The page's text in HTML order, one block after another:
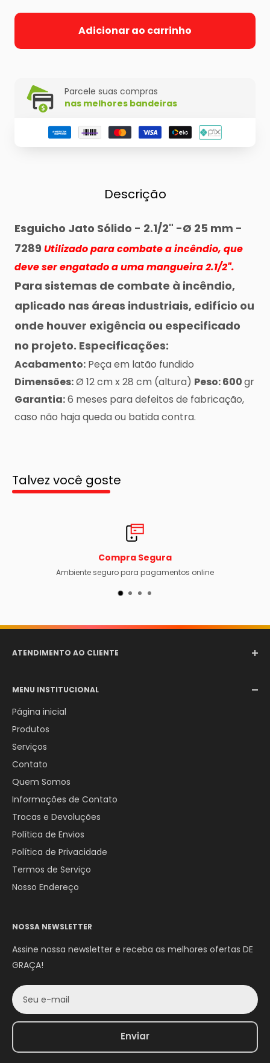
Adicionar ao carrinho
Parcele suas compras
nas melhores bandeiras
Descrição
Esguicho Jato Sólido - 2.1/2" -Ø 25 mm -
7289 Utilizado para combate a incêndio, que
deve ser engatado a uma mangueira 2.1/2".
Para sistemas de combate à incêndio,
aplicado nas áreas industriais, edifício ou
onde houver exigência ou especificado
no projeto. Especificações:
Acabamento: Peça em latão fundido
Dimensões:Ø 12 cm x 28 cm (altura) Peso: 600gr
Garantia:6 meses para defeitos de fabricação,
caso não haja queda ou batida contra.
Talvez você goste
Compra Segura
Ambiente seguro para pagamentos online
ATENDIMENTO AO CLIENTE
WhatsApp:+55 (12) 98246-4555
MENU INSTITUCIONAL
Página inicial
Produtos
Serviços
Contato
Quem Somos
Informações de Contato
Trocas e Devoluções
Política de Envios
Política de Privacidade
Termos de Serviço
Nosso Endereço
NOSSA NEWSLETTER
Assine nossa newsletter e receba as melhores ofertas DE
GRAÇA!
Seu e-mail
Enviar